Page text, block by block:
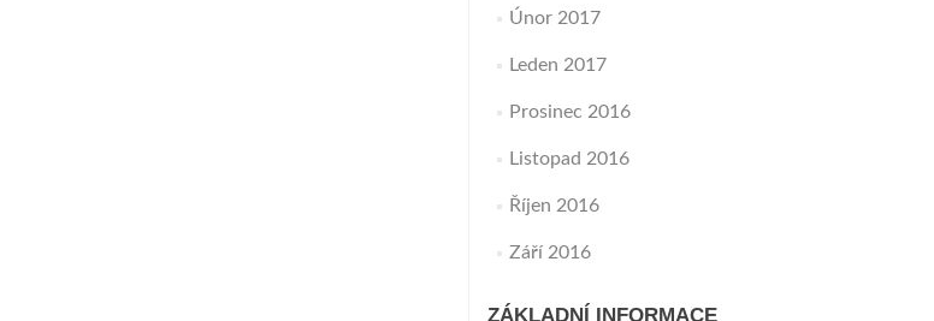
Únor 2017
Leden 2017
Prosinec 2016
Listopad 2016
Říjen 2016
Září 2016
ZÁKLADNÍ INFORMACE